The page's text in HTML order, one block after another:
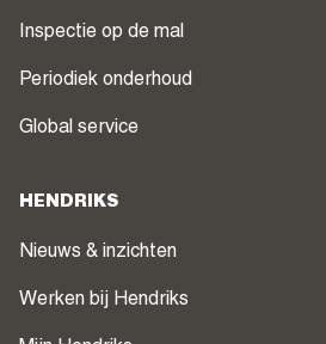
Inspectie op de mal
Periodiek onderhoud
Global service
HENDRIKS
Nieuws & inzichten
Werken bij Hendriks